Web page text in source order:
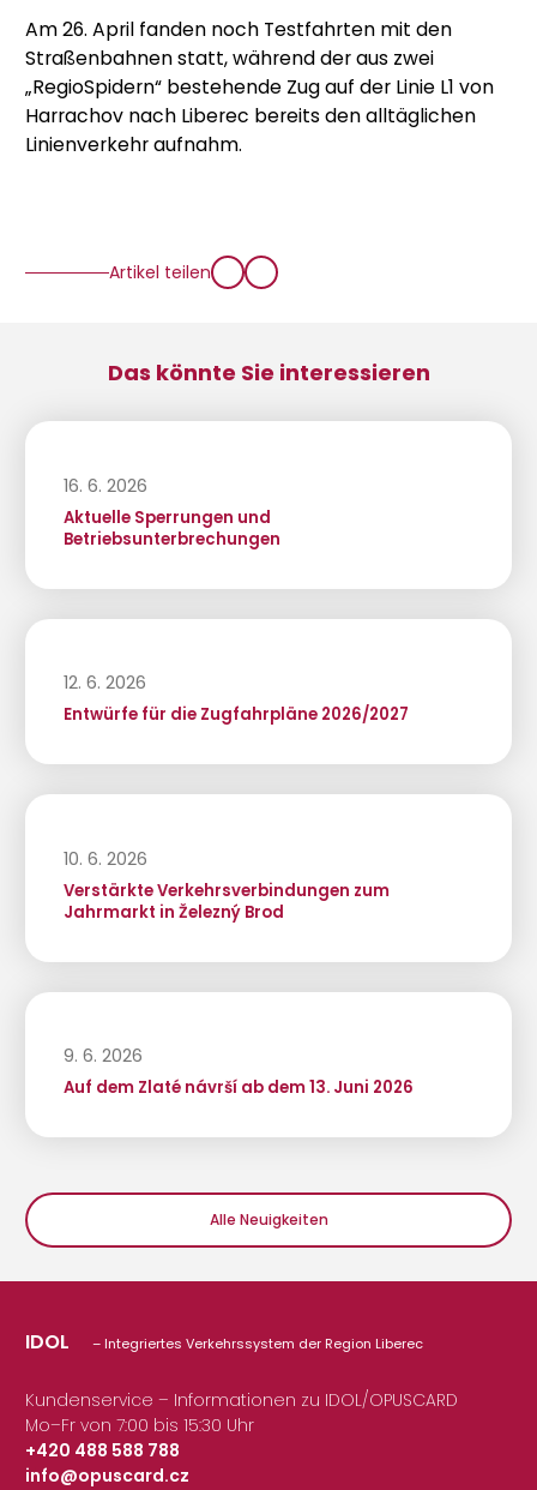
Am 26. April fanden noch Testfahrten mit den
Straßenbahnen statt, während der aus zwei
„RegioSpidern“ bestehende Zug auf der Linie L1 von
Harrachov nach Liberec bereits den alltäglichen
Linienverkehr aufnahm.
Artikel teilen
Das könnte Sie interessieren
16. 6. 2026
Aktuelle Sperrungen und
Betriebsunterbrechungen
12. 6. 2026
Entwürfe für die Zugfahrpläne 2026/2027
10. 6. 2026
Verstärkte Verkehrsverbindungen zum
Jahrmarkt in Železný Brod
9. 6. 2026
Auf dem Zlaté návrší ab dem 13. Juni 2026
Alle Neuigkeiten
IDOL – Integriertes Verkehrssystem der Region Liberec
Kundenservice – Informationen zu IDOL/OPUSCARD
Mo–Fr von 7:00 bis 15:30 Uhr
+420 488 588 788
|
info@opuscard.cz